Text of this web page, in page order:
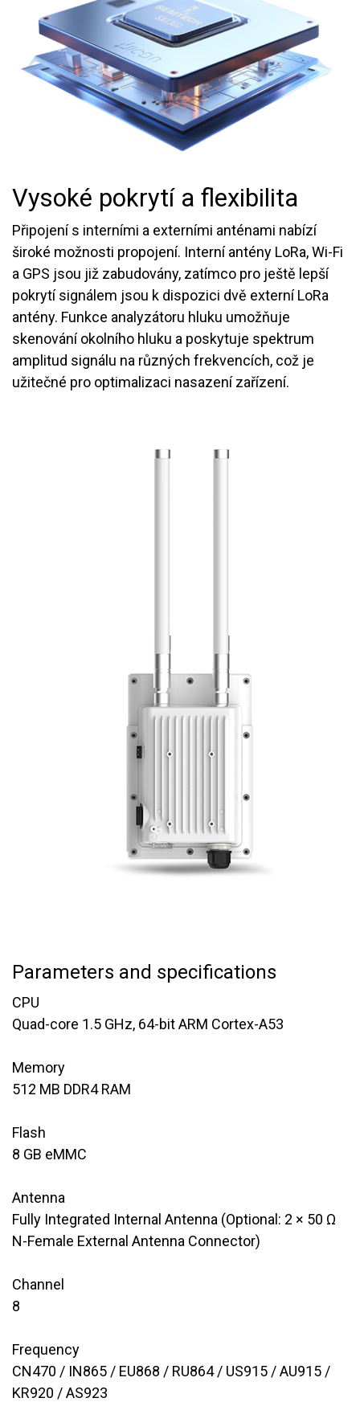
Vysoké pokrytí a flexibilita
Připojení s interními a externími anténami nabízí
široké možnosti propojení. Interní antény LoRa, Wi-Fi
a GPS jsou již zabudovány, zatímco pro ještě lepší
pokrytí signálem jsou k dispozici dvě externí LoRa
antény. Funkce analyzátoru hluku umožňuje
skenování okolního hluku a poskytuje spektrum
amplitud signálu na různých frekvencích, což je
užitečné pro optimalizaci nasazení zařízení.
Parameters and specifications
CPU
​​Quad-core 1.5 GHz, 64-bit ARM Cortex-A53
Memory
​​512 MB DDR4 RAM
Flash
​​8 GB eMMC
Antenna
Fully Integrated Internal Antenna (Optional: 2 × 50 Ω
N-Female External Antenna Connector)
Channel
​​8
Frequency
​CN470 / IN865 / EU868 / RU864 / US915 / AU915 /
KR920 / AS923